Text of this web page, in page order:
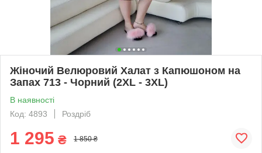
Жіночий Велюровий Халат з Капюшоном на
Запах 713 - Чорний (2XL - 3XL)
В наявності
Код: 4893
Роздріб
1 295 ₴ 1 850 ₴